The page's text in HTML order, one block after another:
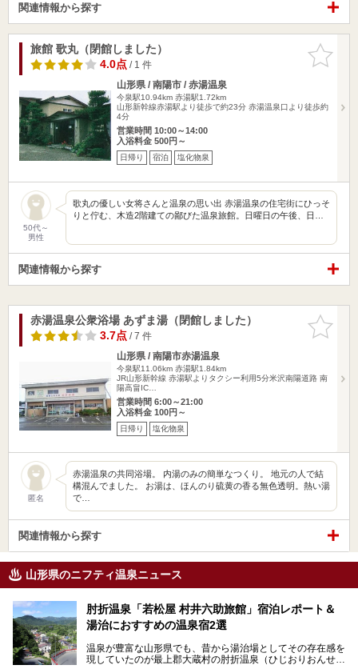
関連情報から探す
お気に入
りに追加
旅館 歌丸（閉館しました）
4.0点/ 1 件
山形県 / 南陽市 / 赤湯温泉
今泉駅10.94km 赤湯駅1.72km
山形新幹線赤湯駅より徒歩で約23分 赤湯温泉口より徒歩約
4分
営業時間 10:00～14:00
入浴料金 500円～
日帰り 宿泊 塩化物泉
50代～
男性
歌丸の優しい女将さんと温泉の思い出 赤湯温泉の住宅街にひっそ
りと佇む、木造2階建ての鄙びた温泉旅館。日曜日の午後、日…
関連情報から探す
お気に入
りに追加
赤湯温泉公衆浴場 あずま湯（閉館しました）
3.7点/ 7 件
山形県 / 南陽市赤湯温泉
今泉駅11.06km 赤湯駅1.84km
JR山形新幹線 赤湯駅よりタクシー利用5分米沢南陽道路 南
陽高畠IC…
営業時間 6:00～21:00
入浴料金 100円～
日帰り 塩化物泉
匿名
赤湯温泉の共同浴場。 内湯のみの簡単なつくり。 地元の人で結
構混んでました。 お湯は、ほんのり硫黄の香る無色透明。熱い湯
で…
関連情報から探す
山形県のニフティ温泉ニュース
肘折温泉「若松屋 村井六助旅館」宿泊レポート＆
湯治におすすめの温泉宿2選
温泉が豊富な山形県でも、昔から湯治場としてその存在感を
現していたのが最上郡大蔵村の肘折温泉（ひじおりおんせ